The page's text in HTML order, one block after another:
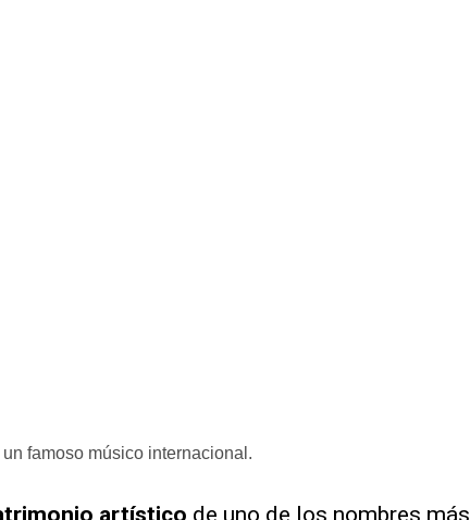
famoso músico internacional.
artístico de uno de los nombres más